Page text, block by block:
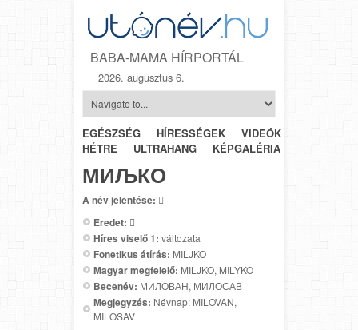
BABA-MAMA HÍRPORTÁL
2026. augusztus 6.
EGÉSZSÉG HÍRESSÉGEK VIDEÓK
HÉTRŐL-
HÉTRE
ULTRAHANG KÉPGALÉRIA
МИЉКО
A név jelentése: 
Eredet: 
Híres viselő 1: változata
Fonetikus átírás: MILJKO
Magyar megfelelő: MILJKO, MILYKO
Becenév: МИЛОВАН, МИЛОСАВ
Megjegyzés: Névnap: MILOVAN,
MILOSAV